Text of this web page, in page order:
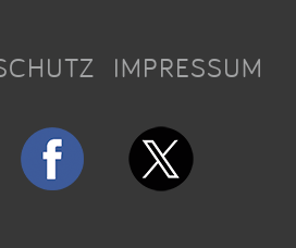
IMPRESSUM